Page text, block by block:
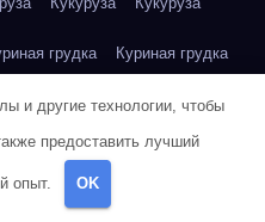
грудка Куриная грудка
грудка Куриная грудка
грудка Куриная грудка
Куриная грудка
и другие технологии, чтобы
предоставить лучший
опыт. OK